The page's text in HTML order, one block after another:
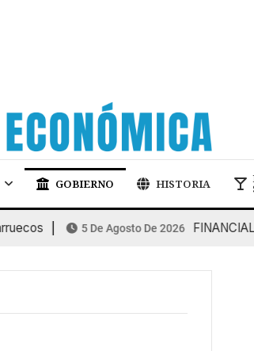
GOBIERNO HISTORIA
5 De Agosto De 2026 FINANCIAL